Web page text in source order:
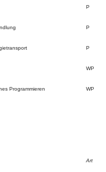
P
P
P
WP
Programmieren WP
Art